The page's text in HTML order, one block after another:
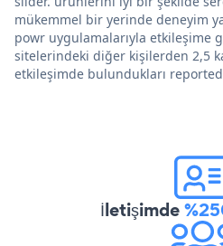
mükemmel bir yerinde deneyim
powr uygulamalarıyla etkileşime
sitelerindeki diğer kişilerden 2,5
etkileşimde bulundukları
İletişimde